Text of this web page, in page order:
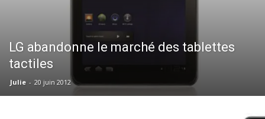
LG abandonne le marché des tablettes
tactiles
Julie - 20 juin 2012